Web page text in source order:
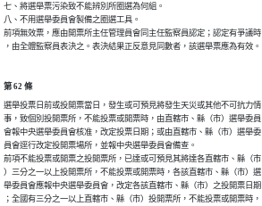
七、將選舉票污染致不能辨別所圈選為何組。
八、不用選舉委員會製備之圈選工具。
前項無效票，應由開票所主任管理員會同主任監察員認定；認定有爭議時
，由全體監察員表決之。表決結果正反意見同數者，該選舉票應為有效。
第 62 條
選舉投票日前或投開票當日，發生或可預見將發生天災或其他不可抗力情
事，致個別投開票所，不能投票或開票時，由直轄市、縣（市）選舉委員
會報中央選舉委員會核准，改定投票日期；或由直轄市、縣（市）選舉委
員會逕行改定投開票場所，並報中央選舉委員會備查。
前項不能投票或開票之投開票所，已達或可預見其將達各直轄市、縣（市
）三分之一以上投開票所，不能投票或開票時，各該直轄市、縣（市）選
舉委員會應報中央選舉委員會，改定各該直轄市、縣（市）之投開票日期
；全國有三分之一以上直轄市、縣（市）投開票所，不能投票或開票時，